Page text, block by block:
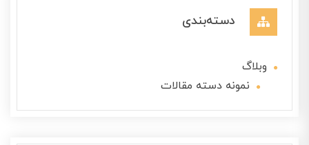
دسته‌بندی
وبلاگ
نمونه دسته مقالات